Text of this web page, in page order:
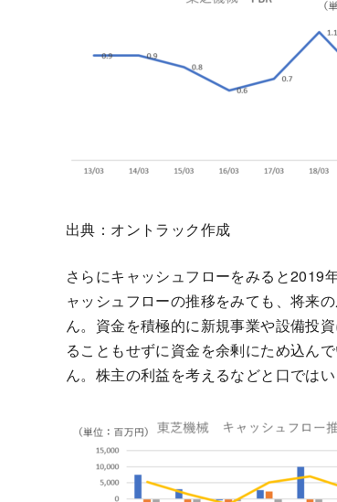
出典：オントラック作成
さらにキャッシュフローをみると2019
ャッシュフローの推移をみても、将来
ん。資金を積極的に新規事業や設備投
ることもせずに資金を余剰にため込ん
ん。株主の利益を考えるなどと口では